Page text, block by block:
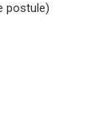
postule)